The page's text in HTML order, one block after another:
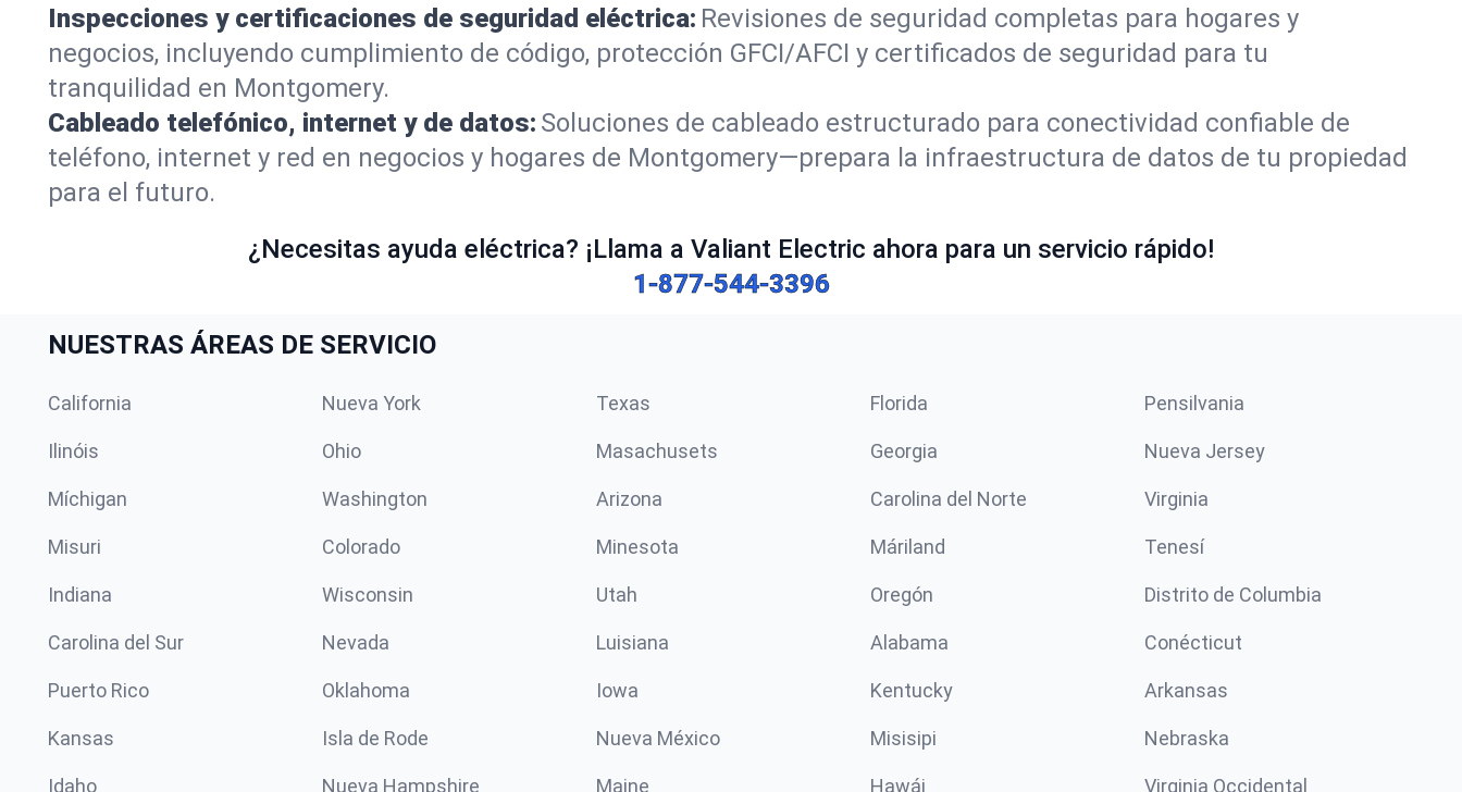
Inspecciones y certificaciones de seguridad eléctrica: Revisiones de seguridad completas para hogares y
negocios, incluyendo cumplimiento de código, protección GFCI/AFCI y certificados de seguridad para tu
tranquilidad en Montgomery.
Cableado telefónico, internet y de datos: Soluciones de cableado estructurado para conectividad confiable de
teléfono, internet y red en negocios y hogares de Montgomery—prepara la infraestructura de datos de tu propiedad
para el futuro.
¿Necesitas ayuda eléctrica? ¡Llama a Valiant Electric ahora para un servicio rápido!
1-877-544-3396
NUESTRAS ÁREAS DE SERVICIO
California Nueva York Texas Florida Pensilvania
Ilinóis Ohio Masachusets Georgia Nueva Jersey
Míchigan Washington Arizona Carolina del Norte Virginia
Misuri Colorado Minesota Máriland Tenesí
Indiana Wisconsin Utah Oregón Distrito de Columbia
Carolina del Sur Nevada Luisiana Alabama Conécticut
Puerto Rico Oklahoma Iowa Kentucky Arkansas
Kansas Isla de Rode Nueva México Misisipi Nebraska
Idaho Nueva Hampshire Maine Hawái Virginia Occidental